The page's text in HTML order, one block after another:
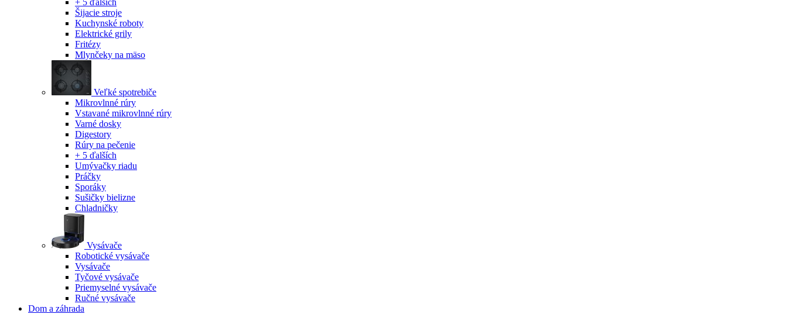
+ 5 ďalších
Šijacie stroje
Kuchynské roboty
Elektrické grily
Fritézy
Mlynčeky na mäso
Veľké spotrebiče
Mikrovlnné rúry
Vstavané mikrovlnné rúry
Varné dosky
Digestory
Rúry na pečenie
+ 5 ďalších
Umývačky riadu
Práčky
Sporáky
Sušičky bielizne
Chladničky
Vysávače
Robotické vysávače
Vysávače
Tyčové vysávače
Priemyselné vysávače
Ručné vysávače
Dom a záhrada